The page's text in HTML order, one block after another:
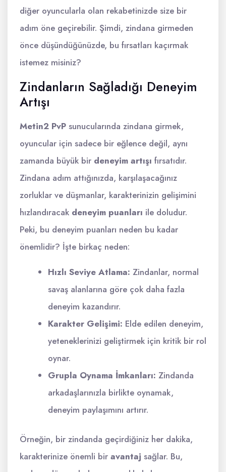
diğer oyuncularla olan rekabetinizde size bir
adım öne geçirebilir. Şimdi, zindana girmeden
önce düşündüğünüzde, bu fırsatları kaçırmak
istemez misiniz?
Zindanların Sağladığı Deneyim
Artışı
Metin2 PvP sunucularında zindana girmek,
oyuncular için sadece bir eğlence değil, aynı
zamanda büyük bir deneyim artışı fırsatıdır.
Zindana adım attığınızda, karşılaşacağınız
zorluklar ve düşmanlar, karakterinizin gelişimini
hızlandıracak deneyim puanları ile doludur.
Peki, bu deneyim puanları neden bu kadar
önemlidir? İşte birkaç neden:
Hızlı Seviye Atlama: Zindanlar, normal
savaş alanlarına göre çok daha fazla
deneyim kazandırır.
Karakter Gelişimi: Elde edilen deneyim,
yeteneklerinizi geliştirmek için kritik bir rol
oynar.
Grupla Oynama İmkanları: Zindanda
arkadaşlarınızla birlikte oynamak,
deneyim paylaşımını artırır.
Örneğin, bir zindanda geçirdiğiniz her dakika,
karakterinize önemli bir avantaj sağlar. Bu,